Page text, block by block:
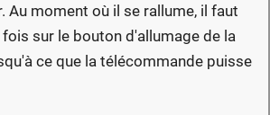
Au moment où il se rallume, il faut
sur le bouton d'allumage de la
ce que la télécommande puisse